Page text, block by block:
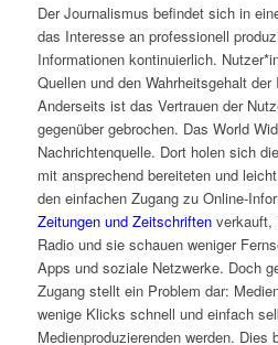
Der Journalismus befindet sich in
das Interesse an professionell
Informationen kontinuierlich.
Quellen und den Wahrheitsgehalt
Anderseits ist das Vertrauen der
gegenüber gebrochen. Das World
Nachrichtenquelle. Dort holen sich
mit ansprechend bereiteten und
den einfachen Zugang zu Online-
Zeitungen und Zeitschriftenverkauft,
Radio und sie schauen weniger
Apps und soziale Netzwerke. Doch
Zugang stellt ein Problem dar:
wenige Klicks schnell und einfach
Medienproduzierenden werden. Dies